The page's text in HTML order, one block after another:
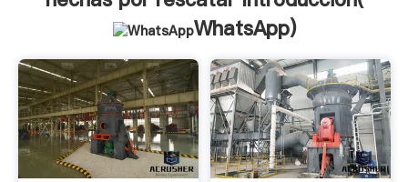
WhatsApp)